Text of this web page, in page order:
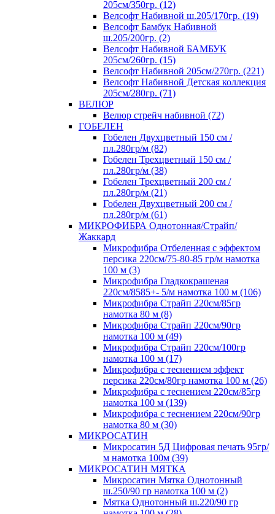
205см/350гр. (12)
Велсофт Набивной ш.205/170гр. (19)
Велсофт Бамбук Набивной
ш.205/200гр. (2)
Велсофт Набивной БАМБУК
205см/260гр. (15)
Велсофт Набивной 205см/270гр. (221)
Велсофт Набивной Детская коллекция
205см/280гр. (71)
ВЕЛЮР
Велюр стрейч набивной (72)
ГОБЕЛЕН
Гобелен Двухцветный 150 см /
пл.280гр/м (82)
Гобелен Трехцветный 150 см /
пл.280гр/м (38)
Гобелен Трехцветный 200 см /
пл.280гр/м (21)
Гобелен Двухцветный 200 см /
пл.280гр/м (61)
МИКРОФИБРА Однотонная/Страйп/
Жаккард
Микрофибра Отбеленная с эффектом
персика 220см/75-80-85 гр/м намотка
100 м (3)
Микрофибра Гладкокрашеная
220см/8585+- 5/м намотка 100 м (106)
Микрофибра Страйп 220см/85гр
намотка 80 м (8)
Микрофибра Страйп 220см/90гр
намотка 100 м (49)
Микрофибра Страйп 220см/100гр
намотка 100 м (17)
Микрофибра с теснением эффект
персика 220см/80гр намотка 100 м (26)
Микрофибра с теснением 220см/85гр
намотка 100 м (139)
Микрофибра с теснением 220см/90гр
намотка 80 м (30)
МИКРОСАТИН
Микросатин 5Д Цифровая печать 95гр/
м намотка 100м (39)
МИКРОСАТИН МЯТКА
Микросатин Мятка Однотонный
ш.250/90 гр намотка 100 м (2)
Мятка Однотонный ш.220/90 гр